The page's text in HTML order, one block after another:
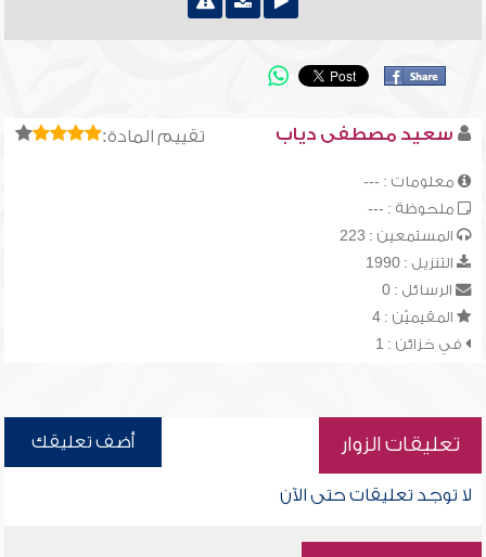
تقييم المادة: سعيد مصطفى دياب
معلومات : ---
ملحوظة : ---
المستمعين : 223
التنزيل : 1990
الرسائل : 0
المقيميّن : 4
في خزائن : 1
تعليقات الزوار أضف تعليقك
لا توجد تعليقات حتى الآن